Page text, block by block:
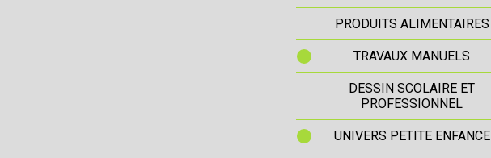
PRODUITS ALIMENTAIRES
TRAVAUX MANUELS
DESSIN SCOLAIRE ET
PROFESSIONNEL
UNIVERS PETITE ENFANCE